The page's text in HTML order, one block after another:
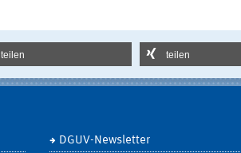
teilen teilen
DGUV-Newsletter